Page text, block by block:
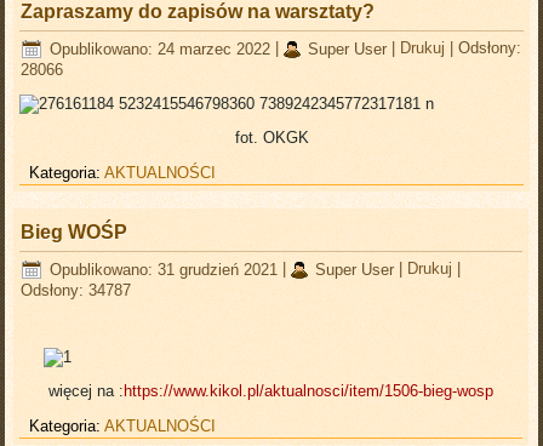
Zapraszamy do zapisów na warsztaty?
Opublikowano: 24 marzec 2022 Super User| Drukuj |Odsłony:
28066
fot. OKGK
Kategoria:AKTUALNOŚCI
Bieg WOŚP
Opublikowano: 31 grudzień 2021 Super User| Drukuj
Odsłony: 34787
więcej na : https://www.kikol.pl/aktualnosci/item/1506-bieg-wosp
Kategoria:AKTUALNOŚCI